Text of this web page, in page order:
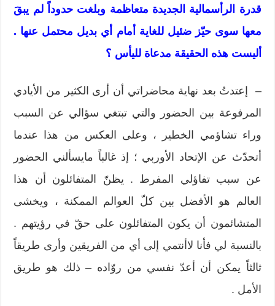
قدرة الرأسمالية الجديدة متعاظمة وبلغت حدوداً لم يبقَ
معها سوى حيّز ضئيل للغاية أمام أي بديل محتمل عنها .
أليست هذه الحقيقة مدعاة لليأس ؟
– إعتدتُ بعد نهاية محاضراتي أن أرى الكثير من الأيادي
المرفوعة بين الحضور والتي تبتغي سؤالي عن السبب
وراء تشاؤمي الخطير ، وعلى العكس من هذا عندما
أتحدّث عن الإتحاد الأوربي ؛ إذ غالباً مايسألني الحضور
عن سبب تفاؤلي المفرط . يظنّ المتفائلون أن هذا
العالم هو الأفضل بين كلّ العوالم الممكنة ، ويخشى
المتشائمون أن يكون المتفائلون على حقّ في رؤيتهم .
بالنسبة لي فأنا لاأنتمي إلى أي من الفريقين وأرى طريقاً
ثالثاً يمكن أن أعدّ نفسي من روّاده – ذلك هو طريق
الأمل .